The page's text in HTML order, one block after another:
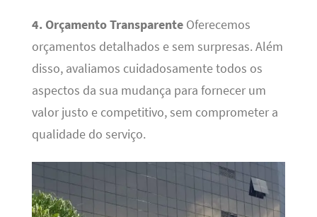
4. Orçamento TransparenteOferecemos
orçamentos detalhados e sem surpresas. Além
disso, avaliamos cuidadosamente todos os
aspectos da sua mudança para fornecer um
valor justo e competitivo, sem comprometer a
qualidade do serviço.